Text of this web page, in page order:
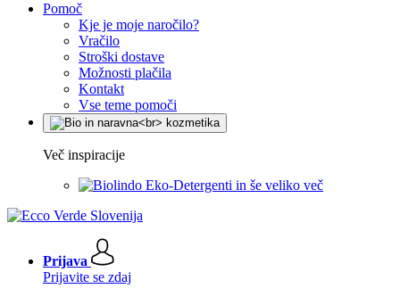
Pomoč
Kje je moje naročilo?
Vračilo
Stroški dostave
Možnosti plačila
Kontakt
Vse teme pomoči
Več inspiracije
Eko-Detergenti in še veliko več
Prijava
Prijavite se zdaj